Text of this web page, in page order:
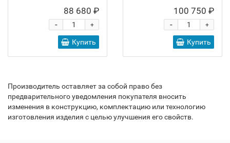
88 680 ₽
+
-
Купить
100 750 ₽
+
-
Купить
Производитель оставляет за собой право без
предварительного уведомления покупателя вносить
изменения в конструкцию, комплектацию или технологию
изготовления изделия с целью улучшения его свойств.